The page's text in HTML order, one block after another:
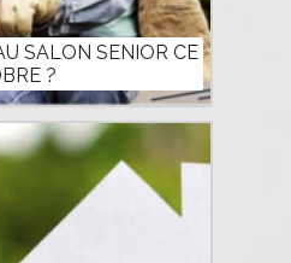
SALON SENIOR CE
?